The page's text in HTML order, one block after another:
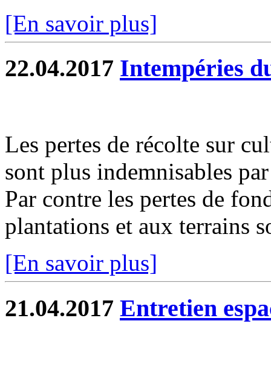
[En savoir plus]
22.04.2017 Intempéries
Les pertes de récolte sur
sont plus indemnisables
Par contre les pertes de
plantations et aux terrains
[En savoir plus]
21.04.2017 Entretien